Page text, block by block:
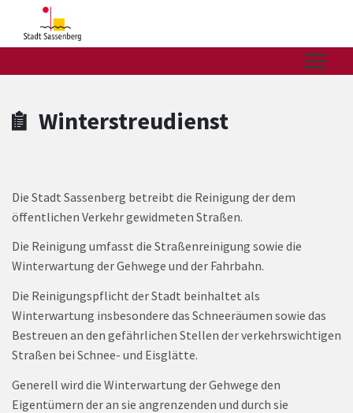
Zum Header
Zum Hauptinhalt
Zum Footer
Zum Hauptinhalt springen
Winterstreudienst
Die Stadt Sassenberg betreibt die Reinigung der dem
öffentlichen Verkehr gewidmeten Straßen.
Die Reinigung umfasst die Straßenreinigung sowie die
Winterwartung der Gehwege und der Fahrbahn.
Die Reinigungspflicht der Stadt beinhaltet als
Winterwartung insbesondere das Schneeräumen sowie das
Bestreuen an den gefährlichen Stellen der verkehrswichtigen
Straßen bei Schnee- und Eisglätte.
Generell wird die Winterwartung der Gehwege den
Eigentümern der an sie angrenzenden und durch sie